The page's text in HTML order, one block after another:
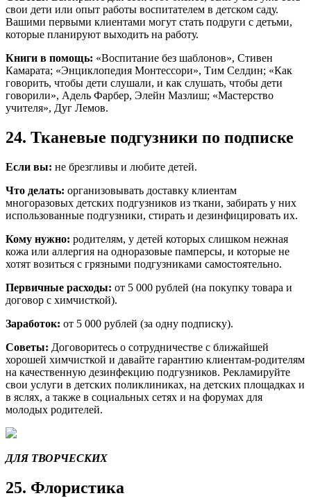
свои дети или опыт работы воспитателем в детском саду.
Вашими первыми клиентами могут стать подруги с детьми,
которые планируют выходить на работу.
Книги в помощь: «Воспитание без шаблонов», Стивен
Камарата; «Энциклопедия Монтессори», Тим Селдин; «Как
говорить, чтобы дети слушали, и как слушать, чтобы дети
говорили», Адель Фарбер, Элейн Мазлиш; «Мастерство
учителя», Дуг Лемов.
24. Тканевые подгузники по подписке
Если вы: не брезгливы и любите детей.
Что делать: организовывать доставку клиентам
многоразовых детских подгузников из ткани, забирать у них
использованные подгузники, стирать и дезинфицировать их.
Кому нужно: родителям, у детей которых слишком нежная
кожа или аллергия на одноразовые памперсы, и которые не
хотят возиться с грязными подгузниками самостоятельно.
Первичные расходы: от 5 000 рублей (на покупку товара и
договор с химчисткой).
Заработок: от 5 000 рублей (за одну подписку).
Советы: Договоритесь о сотрудничестве с ближайшей
хорошей химчисткой и давайте гарантию клиентам-родителям
на качественную дезинфекцию подгузников. Рекламируйте
свои услуги в детских поликлиниках, на детских площадках и
в яслях, а также в социальных сетях и на форумах для
молодых родителей.
ДЛЯ ТВОРЧЕСКИХ
25. Флористика